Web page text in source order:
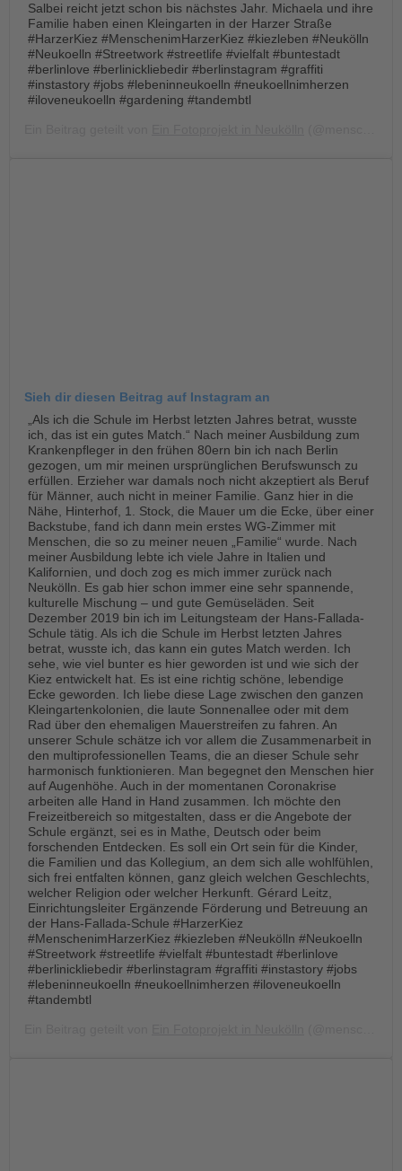
Salbei reicht jetzt schon bis nächstes Jahr. Michaela und ihre
Familie haben einen Kleingarten in der Harzer Straße
#HarzerKiez #MenschenimHarzerKiez #kiezleben #Neukölln
#Neukoelln #Streetwork #streetlife #vielfalt #buntestadt
#berlinlove #berlinickliebedir #berlinstagram #graffiti
#instastory #jobs #lebeninneukoelln #neukoellnimherzen
#iloveneukoelln #gardening #tandembtl
Sieh dir diesen Beitrag auf Instagram an
„Als ich die Schule im Herbst letzten Jahres betrat, wusste
ich, das ist ein gutes Match.“ Nach meiner Ausbildung zum
Krankenpfleger in den frühen 80ern bin ich nach Berlin
gezogen, um mir meinen ursprünglichen Berufswunsch zu
erfüllen. Erzieher war damals noch nicht akzeptiert als Beruf
für Männer, auch nicht in meiner Familie. Ganz hier in die
Nähe, Hinterhof, 1. Stock, die Mauer um die Ecke, über einer
Backstube, fand ich dann mein erstes WG-Zimmer mit
Menschen, die so zu meiner neuen „Familie“ wurde. Nach
meiner Ausbildung lebte ich viele Jahre in Italien und
Kalifornien, und doch zog es mich immer zurück nach
Neukölln. Es gab hier schon immer eine sehr spannende,
kulturelle Mischung – und gute Gemüseläden. Seit
Dezember 2019 bin ich im Leitungsteam der Hans-Fallada-
Schule tätig. Als ich die Schule im Herbst letzten Jahres
betrat, wusste ich, das kann ein gutes Match werden. Ich
sehe, wie viel bunter es hier geworden ist und wie sich der
Kiez entwickelt hat. Es ist eine richtig schöne, lebendige
Ecke geworden. Ich liebe diese Lage zwischen den ganzen
Kleingartenkolonien, die laute Sonnenallee oder mit dem
Rad über den ehemaligen Mauerstreifen zu fahren. An
unserer Schule schätze ich vor allem die Zusammenarbeit in
den multiprofessionellen Teams, die an dieser Schule sehr
harmonisch funktionieren. Man begegnet den Menschen hier
auf Augenhöhe. Auch in der momentanen Coronakrise
arbeiten alle Hand in Hand zusammen. Ich möchte den
Freizeitbereich so mitgestalten, dass er die Angebote der
Schule ergänzt, sei es in Mathe, Deutsch oder beim
forschenden Entdecken. Es soll ein Ort sein für die Kinder,
die Familien und das Kollegium, an dem sich alle wohlfühlen,
sich frei entfalten können, ganz gleich welchen Geschlechts,
welcher Religion oder welcher Herkunft. Gérard Leitz,
Einrichtungsleiter Ergänzende Förderung und Betreuung an
der Hans-Fallada-Schule #HarzerKiez
#MenschenimHarzerKiez #kiezleben #Neukölln #Neukoelln
#Streetwork #streetlife #vielfalt #buntestadt #berlinlove
#berlinickliebedir #berlinstagram #graffiti #instastory #jobs
#lebeninneukoelln #neukoellnimherzen #iloveneukoelln
#tandembtl